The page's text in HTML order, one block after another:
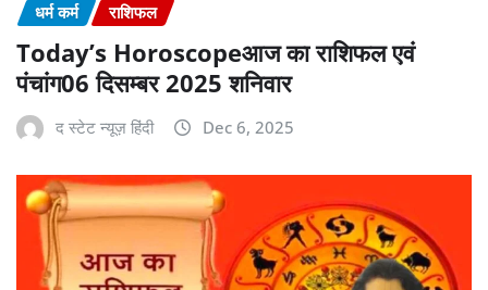
धर्म कर्म राशिफल
Today’s Horoscopeआज का राशिफल एवं
पंचांग06 दिसम्बर 2025 शनिवार
द स्टेट न्यूज़ हिंदी Dec 6, 2025